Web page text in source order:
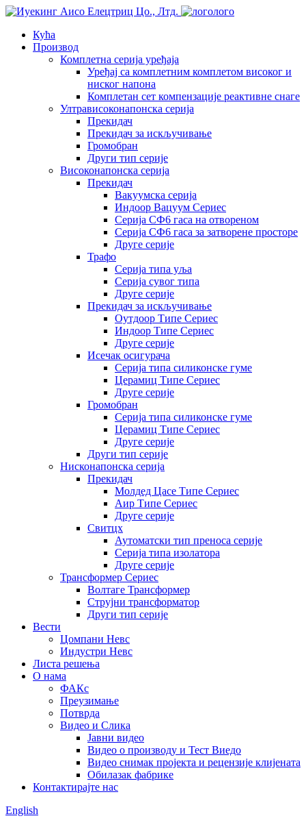
лого
Кућа
Производ
Комплетна серија уређаја
Уређај са комплетним комплетом високог и
ниског напона
Комплетан сет компензације реактивне снаге
Ултрависоконапонска серија
Прекидач
Прекидач за искључивање
Громобран
Други тип серије
Високонапонска серија
Прекидач
Вакуумска серија
Индоор Вацуум Сериес
Серија СФ6 гаса на отвореном
Серија СФ6 гаса за затворене просторе
Друге серије
Трафо
Серија типа уља
Серија сувог типа
Друге серије
Прекидач за искључивање
Оутдоор Типе Сериес
Индоор Типе Сериес
Друге серије
Исечак осигурача
Серија типа силиконске гуме
Церамиц Типе Сериес
Друге серије
Громобран
Серија типа силиконске гуме
Церамиц Типе Сериес
Друге серије
Други тип серије
Нисконапонска серија
Прекидач
Молдед Цасе Типе Сериес
Аир Типе Сериес
Друге серије
Свитцх
Аутоматски тип преноса серије
Серија типа изолатора
Друге серије
Трансформер Сериес
Волтаге Трансформер
Струјни трансформатор
Други тип серије
Вести
Цомпани Невс
Индустри Невс
Листа решења
О нама
ФАКс
Преузимање
Потврда
Видео и Слика
Јавни видео
Видео о производу и Тест Виедо
Видео снимак пројекта и рецензије клијената
Обилазак фабрике
Контактирајте нас
English